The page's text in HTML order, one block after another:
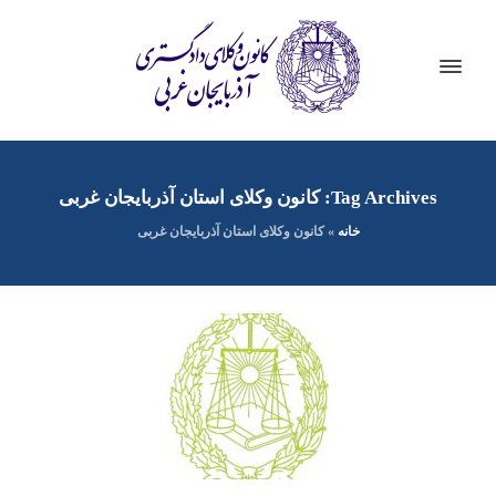
Tag Archives: کانون وکلای استان آذربایجان غربی
خانه »کانون وکلای استان آذربایجان غربی